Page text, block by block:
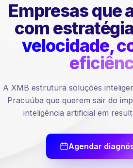
Empresas que
com
velocidade,
A XMB estrutura soluções
Pracuúba que querem sair do
inteligência artificial em
Agendar